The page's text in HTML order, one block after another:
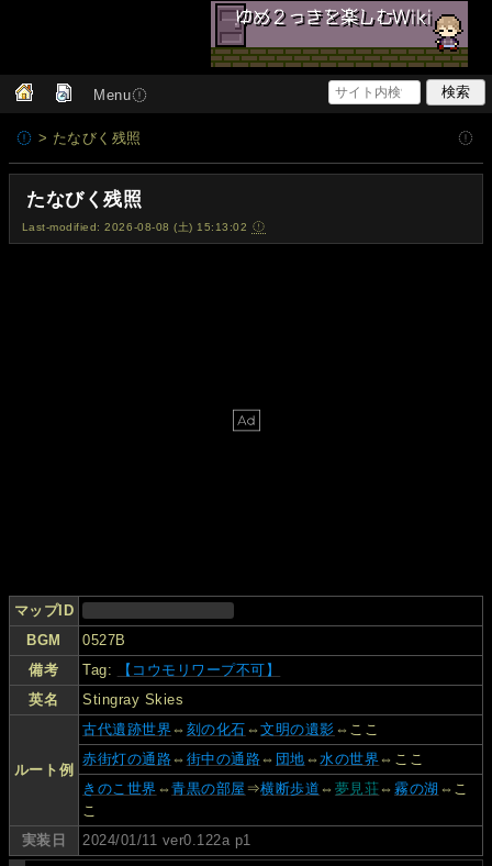
Menu
> たなびく残照
たなびく残照
Last-modified: 2026-08-08 (土) 15:13:02
マップID
BGM
0527B
備考
Tag:
【コウモリワープ不可】
英名
Stingray Skies
ルート例
古代遺跡世界 ⇔ 刻の化石 ⇔文明の遺影 ⇔ここ
赤街灯の通路 ⇔ 街中の通路 ⇔ 団地 ⇔水の世界 ⇔ここ
きのこ世界 ⇔青黒の部屋 ⇒横断歩道 ⇔ 夢見荘 ⇔ 霧の湖 ⇔こ
こ
実装日
2024/01/11 ver0.122a p1